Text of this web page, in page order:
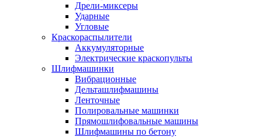
Дрели-миксеры
Ударные
Угловые
Краскораспылители
Аккумуляторные
Электрические краскопульты
Шлифмашинки
Вибрационные
Дельташлифмашины
Ленточные
Полировальные машинки
Прямошлифовальные машины
Шлифмашины по бетону